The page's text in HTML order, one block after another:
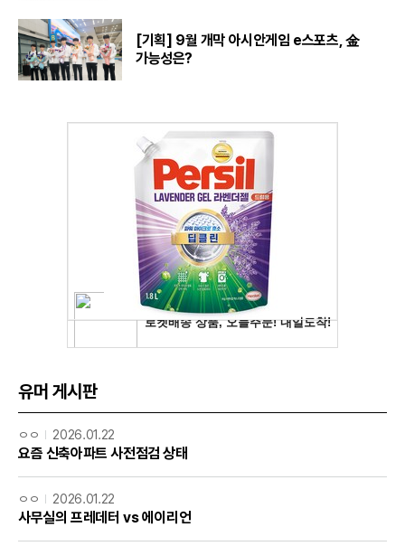
[기획] 9월 개막 아시안게임 e스포츠, 金
가능성은?
유머 게시판
ㅇㅇ 2026.01.22
요즘 신축아파트 사전점검 상태
ㅇㅇ 2026.01.22
사무실의 프레데터 vs 에이리언